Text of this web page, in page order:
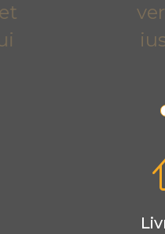
vero eros
iusto